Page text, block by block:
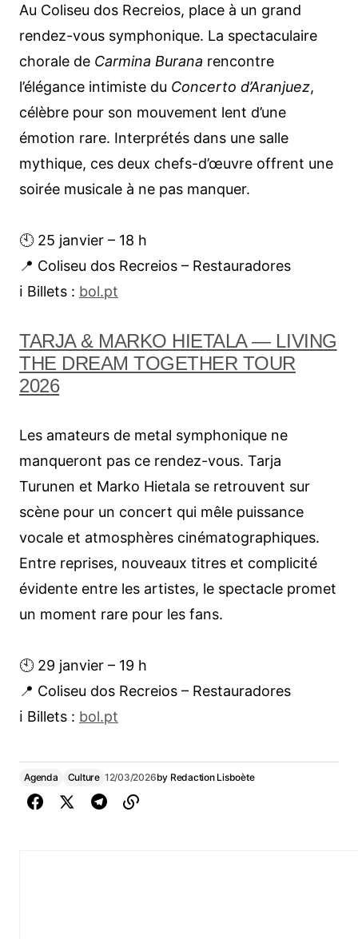
Au Coliseu dos Recreios, place à un grand
rendez-vous symphonique. La spectaculaire
chorale de Carmina Burana rencontre
l’élégance intimiste du Concerto d’Aranjuez,
célèbre pour son mouvement lent d’une
émotion rare. Interprétés dans une salle
mythique, ces deux chefs-d’œuvre offrent une
soirée musicale à ne pas manquer.
🕙 25 janvier – 18 h
📍 Coliseu dos Recreios – Restauradores
ℹ︎ Billets : bol.pt
TARJA & MARKO HIETALA — LIVING
THE DREAM TOGETHER TOUR
2026
Les amateurs de metal symphonique ne
manqueront pas ce rendez-vous. Tarja
Turunen et Marko Hietala se retrouvent sur
scène pour un concert qui mêle puissance
vocale et atmosphères cinématographiques.
Entre reprises, nouveaux titres et complicité
évidente entre les artistes, le spectacle promet
un moment rare pour les fans.
🕙 29 janvier – 19 h
📍 Coliseu dos Recreios – Restauradores
ℹ︎ Billets : bol.pt
Agenda Culture 12/03/2026by Redaction Lisboète